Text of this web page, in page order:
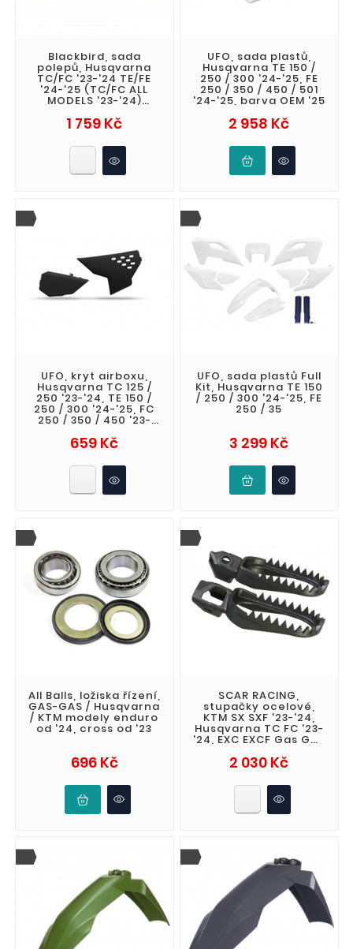
Blackbird, sada
polepů, Husqvarna
TC/FC '23-'24 TE/FE
'24-'25 (TC/FC ALL
MODELS '23-'24)
1 759 KčCena
UFO, sada plastů,
Husqvarna TE 150 /
250 / 300 '24-'25, FE
250 / 350 / 450 / 501
'24-'25, barva OEM '25
2 958 KčCena
UFO, kryt airboxu,
Husqvarna TC 125 /
250 '23-'24, TE 150 /
250 / 300 '24-'25, FC
250 / 350 / 450 '23-
659 KčCena
UFO, sada plastů Full
Kit, Husqvarna TE 150
/ 250 / 300 '24-'25, FE
250 / 35
3 299 KčCena
All Balls, ložiska řízení,
GAS-GAS / Husqvarna
/ KTM modely enduro
od '24, cross od '23
696 KčCena
SCAR RACING,
stupačky ocelové,
KTM SX SXF '23-'24,
Husqvarna TC FC '23-
'24, EXC EXCF Gas Gas
'24, čené
2 030 KčCena